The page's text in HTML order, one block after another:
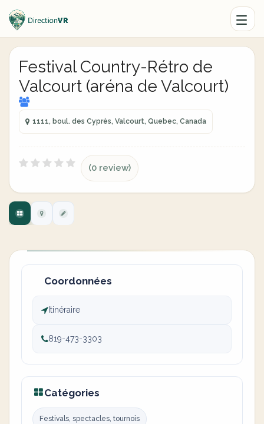
Festival Country-Rétro de
Valcourt (aréna de Valcourt)
1111, boul. des Cyprès, Valcourt, Quebec, Canada
(0 review)
Coordonnées
Itinéraire
819-473-3303
Catégories
Festivals, spectacles, tournois